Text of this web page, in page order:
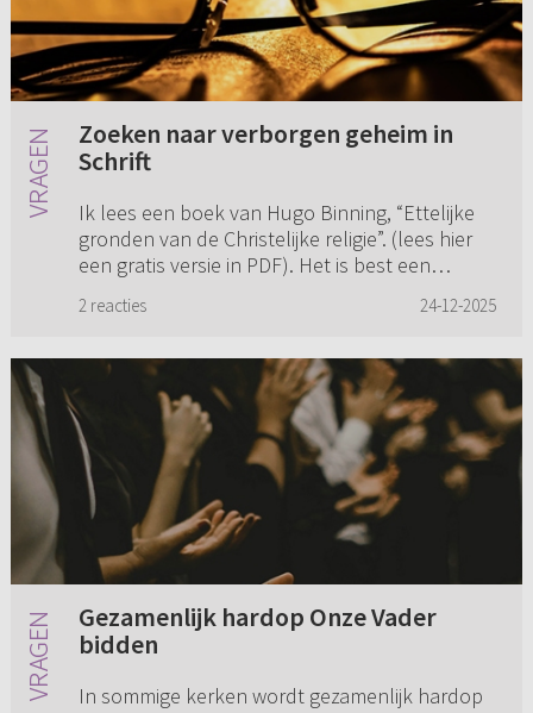
Zoeken naar verborgen geheim in
Schrift
Ik lees een boek van Hugo Binning, “Ettelijke
gronden van de Christelijke religie”. (lees hier
een gratis versie in PDF). Het is best een
bijvoorbeeld bedoelen ...
2 reacties 24-12-2025
Gezamenlijk hardop Onze Vader
bidden
In sommige kerken wordt gezamenlijk hardop